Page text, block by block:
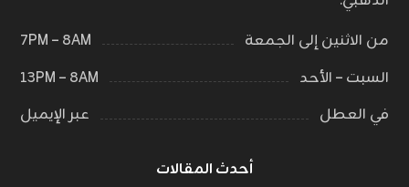
من الاثنين إلى الجمعة
٨AM – ٧PM
السبت – الأحد
٨AM – ١٣PM
في العطل
عبر الإيميل
أحدث المقالات